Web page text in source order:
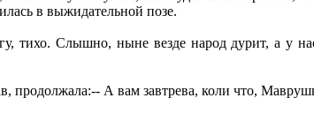
в выжидательной позе.
тихо. Слышно, ныне везде народ дурит, а у
А вам завтрева, коли что,